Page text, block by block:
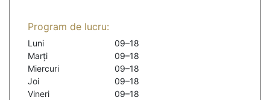
Program de lucru:
Luni
09–18
Marți
09–18
Miercuri
09–18
Joi
09–18
Vineri
09–18